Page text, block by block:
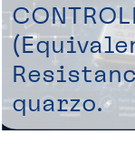
quarzo.